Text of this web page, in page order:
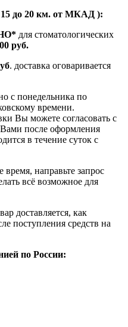
15 до 20 км. от МКАД ):
для стоматологических
руб.
. доставка оговаривается
с понедельника по
времени.
Вы можете согласовать с
Вами после оформления
в течение суток с
направьте запрос
всё возможное для
доставляется, как
поступления средств на
по России: